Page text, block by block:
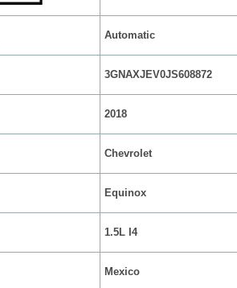
Automatic
3GNAXJEV0JS608872
2018
Chevrolet
Equinox
1.5L I4
Mexico